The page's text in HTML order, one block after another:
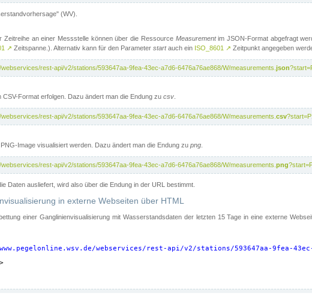
(WV).
Zeitreihe an einer Messstelle können über die Ressource Measurementim JSON-Format abgefragt
↗ Zeitspanne.). Alternativ kann für den Parameter startauch ein ISO_8601 ↗ Zeitpunkt angegeben
rest-api/v2/stations/593647aa-9fea-43ec-a7d6-6476a76ae868/W/measurements. json
Format erfolgen. Dazu ändert man die Endung zu csv
rest-api/v2/stations/593647aa-9fea-43ec-a7d6-6476a76ae868/W/measurements. csv
Image visualisiert werden. Dazu ändert man die Endung zu png
rest-api/v2/stations/593647aa-9fea-43ec-a7d6-6476a76ae868/W/measurements. png
Daten ausliefert, wird also über die Endung in der URL bestimmt.
in externe Webseiten über HTML
einer Ganglinienvisualisierung mit Wasserstandsdaten der letzten 15 Tage in eine externe
webservices/rest-api/v2/stations/593647aa-9fea-43ec-